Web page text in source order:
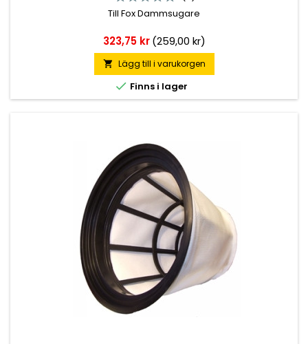
Till Fox Dammsugare
Pris
323,75 kr (259,00 kr)
 Lägg till i varukorgen
 Finns i lager